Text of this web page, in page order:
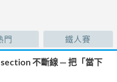
門 鐵人賽
不斷線 — 把「當下